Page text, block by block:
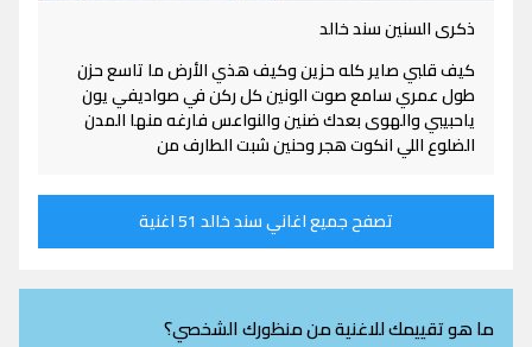
ذكرى السنين سند خالد
كيف قلبي صاير كله حزين وكيف هذي الأرض ما تاسع حزن
طول عمري سامع صوت الونين كل ركن في صواديفي يون
ياحبيبي والهوى بعدك ضنين والنواعس فارغه منها المدن
الضلوع اللي انكوت هجر وحنين شبت الطارف من
تصفح جميع اغاني سند خالد 51 اغنية
ما هو تقييمك للاغنية من منظورك الشخصي؟